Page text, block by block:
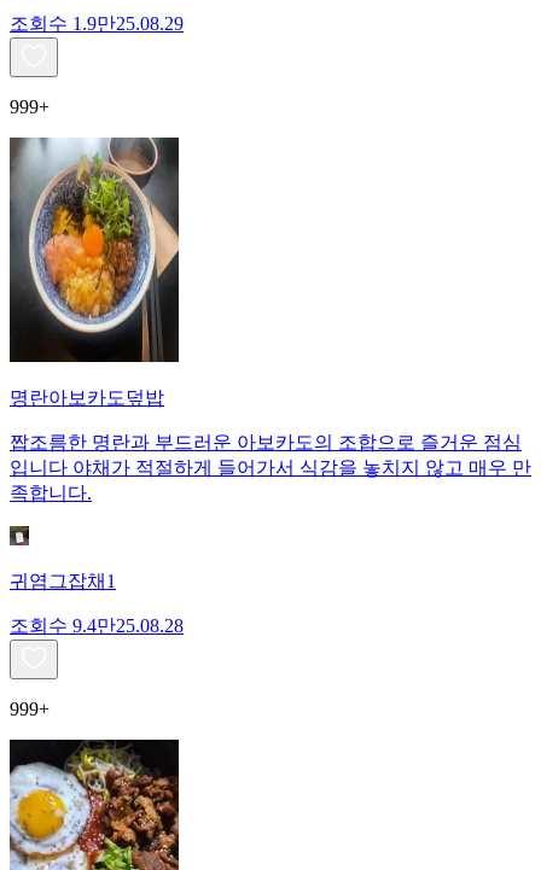
조회수 1.9만25.08.29
999+
명란아보카도덮밥
짭조름한 명란과 부드러운 아보카도의 조합으로 즐거운 점심
입니다 야채가 적절하게 들어가서 식감을 놓치지 않고 매우 만
족합니다.
귀염그잡채1
조회수 9.4만25.08.28
999+